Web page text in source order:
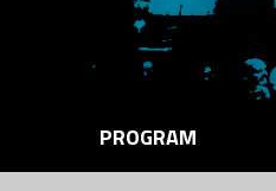
PROGRAM